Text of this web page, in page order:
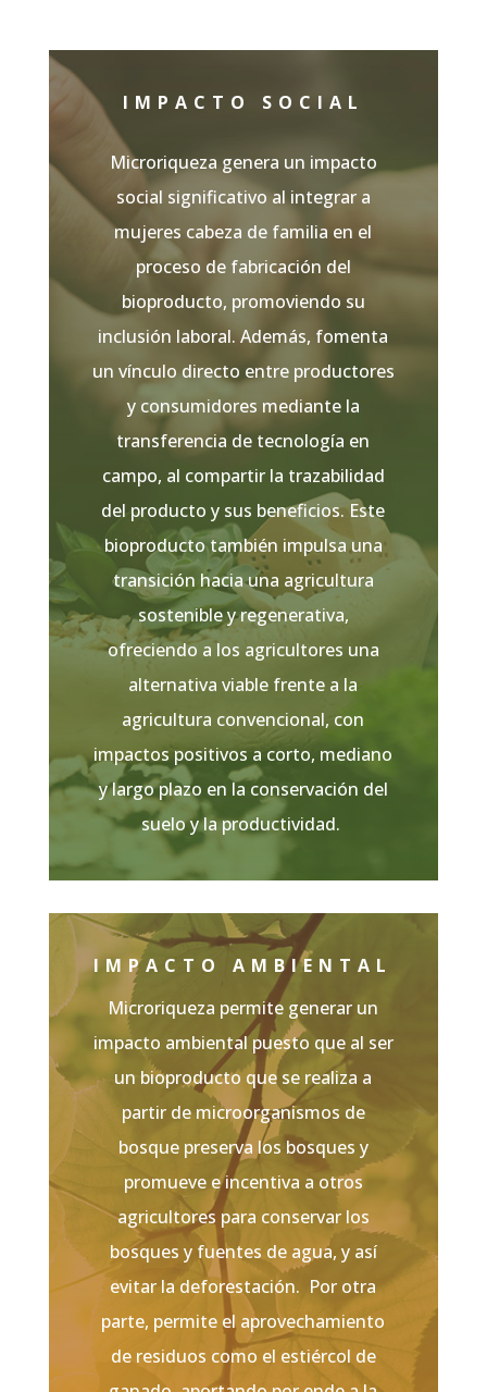
IMPACTO SOCIAL
Microriqueza genera un impacto
social significativo al integrar a
mujeres cabeza de familia en el
proceso de fabricación del
bioproducto, promoviendo su
inclusión laboral. Además, fomenta
un vínculo directo entre productores
y consumidores mediante la
transferencia de tecnología en
campo, al compartir la trazabilidad
del producto y sus beneficios. Este
bioproducto también impulsa una
transición hacia una agricultura
sostenible y regenerativa,
ofreciendo a los agricultores una
alternativa viable frente a la
agricultura convencional, con
impactos positivos a corto, mediano
y largo plazo en la conservación del
suelo y la productividad.
IMPACTO AMBIENTAL
Microriqueza permite generar un
impacto ambiental puesto que al ser
un bioproducto que se realiza a
partir de microorganismos de
bosque preserva los bosques y
promueve e incentiva a otros
agricultores para conservar los
bosques y fuentes de agua, y así
evitar la deforestación. Por otra
parte, permite el aprovechamiento
de residuos como el estiércol de